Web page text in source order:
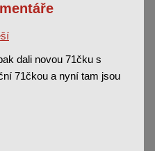
dali novou 71čku s
71čkou a nyní tam jsou